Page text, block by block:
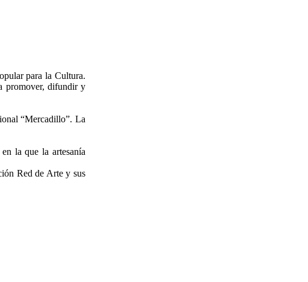
para la Cultura.
promover, difundir y
“Mercadillo”. La
la que la artesanía
Red de Arte y sus